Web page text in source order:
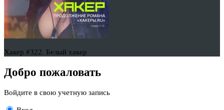
Хакер #322. Белый хакер
Добро пожаловать
Войдите в свою учетную запись